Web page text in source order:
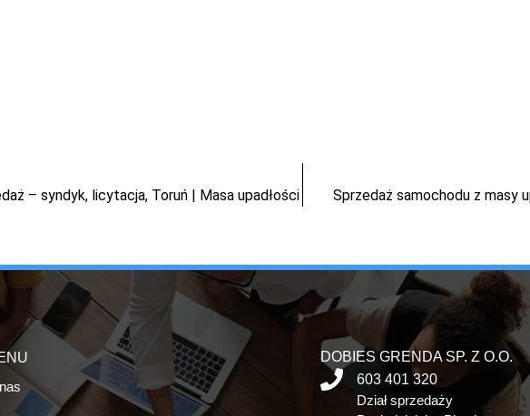
– syndyk, licytacja, Toruń | Masa upadłości Sprzedaż samochodu z masy
DOBIES GRENDA SP. Z O.O.
603 401 320
Dział sprzedaży